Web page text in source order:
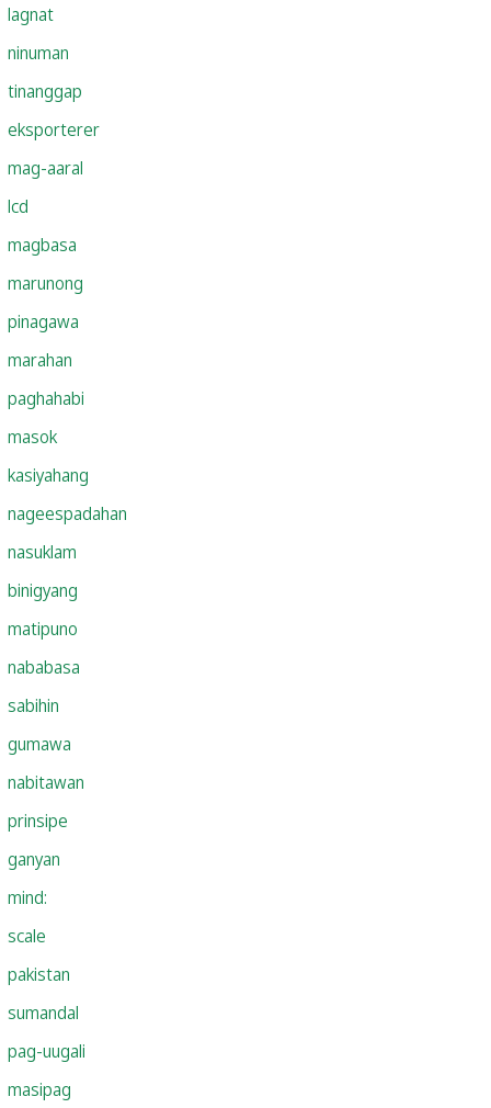
lagnat
ninuman
tinanggap
eksporterer
mag-aaral
lcd
magbasa
marunong
pinagawa
marahan
paghahabi
masok
kasiyahang
nageespadahan
nasuklam
binigyang
matipuno
nababasa
sabihin
gumawa
nabitawan
prinsipe
ganyan
mind:
scale
pakistan
sumandal
pag-uugali
masipag